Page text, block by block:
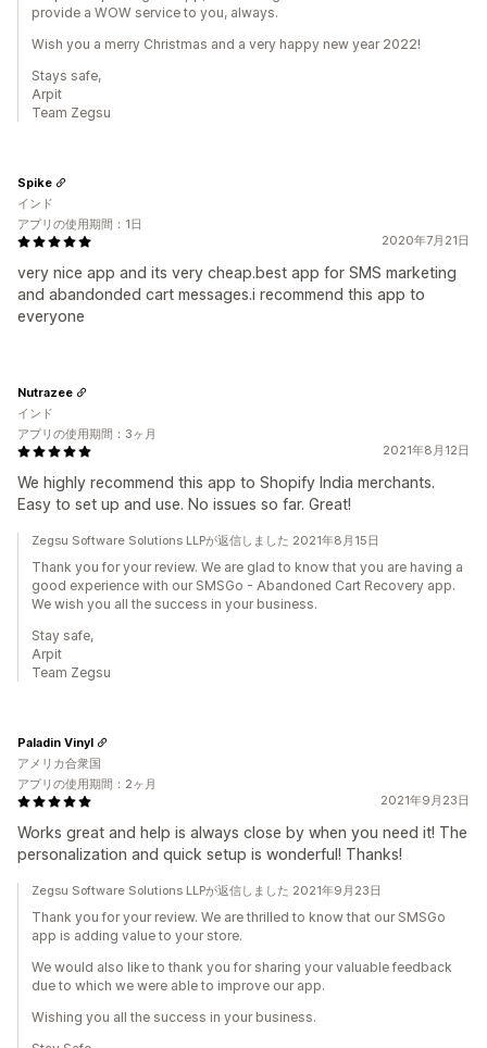
provide a WOW service to you, always.
Wish you a merry Christmas and a very happy new year 2022!
Stays safe,
Arpit
Team Zegsu
2020年7月21日
very nice app and its very cheap.best app for SMS marketing
and abandonded cart messages.i recommend this app to
everyone
Spike
インド
アプリの使用期間：1日
2021年8月12日
We highly recommend this app to Shopify India merchants.
Easy to set up and use. No issues so far. Great!
Nutrazee
インド
アプリの使用期間：3ヶ月
Zegsu Software Solutions LLPが返信しました 2021年8月15日
Thank you for your review. We are glad to know that you are having a
good experience with our SMSGo - Abandoned Cart Recovery app.
We wish you all the success in your business.
Stay safe,
Arpit
Team Zegsu
2021年9月23日
Works great and help is always close by when you need it! The
personalization and quick setup is wonderful! Thanks!
Paladin Vinyl
アメリカ合衆国
アプリの使用期間：2ヶ月
Zegsu Software Solutions LLPが返信しました 2021年9月23日
Thank you for your review. We are thrilled to know that our SMSGo
app is adding value to your store.
We would also like to thank you for sharing your valuable feedback
due to which we were able to improve our app.
Wishing you all the success in your business.